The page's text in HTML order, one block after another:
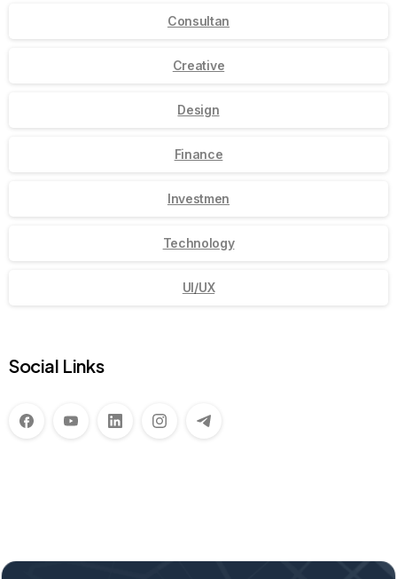
Consultan
Creative
Design
Finance
Investmen
Technology
UI/UX
Social Links